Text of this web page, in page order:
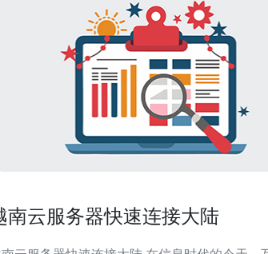
南云服务器快速连接大陆